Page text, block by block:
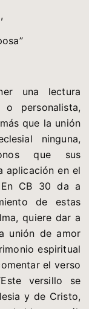
una lectura
personalista,
que la unión
ninguna,
que sus
aplicación en el
CB 30 da a
de estas
quiere dar a
unión de amor
espiritual
el verso
versillo se
y de Cristo,